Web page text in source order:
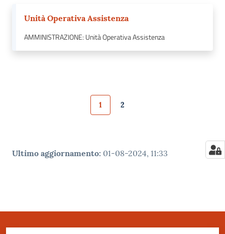
Unità Operativa Assistenza
AMMINISTRAZIONE: Unità Operativa Assistenza
Pagina precedente
Pagina
1 Pagina
2
Ultimo aggiornamento: 01-08-2024, 11:33